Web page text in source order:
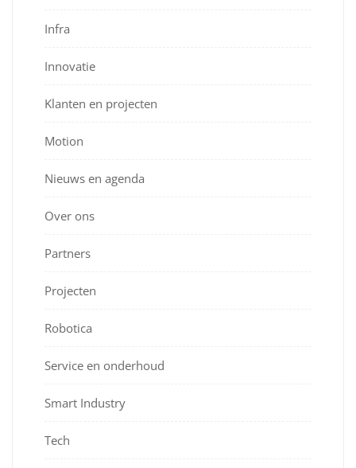
Infra
Innovatie
Klanten en projecten
Motion
Nieuws en agenda
Over ons
Partners
Projecten
Robotica
Service en onderhoud
Smart Industry
Tech